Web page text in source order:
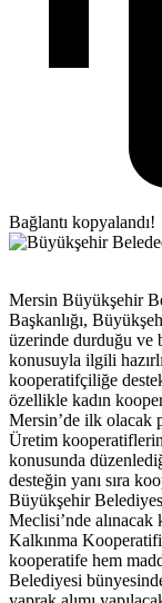
Bağlantı kopyalandı!
Mersin Büyükşehir
Başkanlığı,
üzerinde durduğu ve
konusuyla ilgili
kooperatifçiliğe
özellikle kadın
Mersin’de ilk olacak
Üretim
konusunda
desteğin yanı sıra
Büyükşehir
Meclisi’nde alınacak
Kalkınma
kooperatife hem
Belediyesi